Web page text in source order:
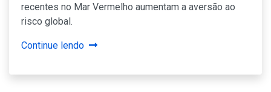
recentes no Mar Vermelho aumentam a aversão ao
risco global.
Continue lendo